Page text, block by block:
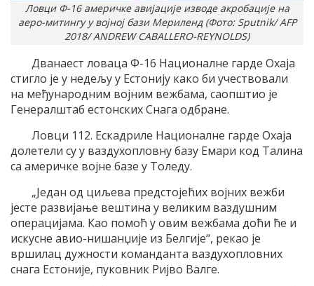
Ловци Ф-16 америчке авијације изводе акробације на
аеро-митингу у војној бази Мериленд (Фото: Sputnik/ AFP
2018/ ANDREW CABALLERO-REYNOLDS)
Дванаест ловаца Ф-16 Националне гарде Охаја
стигло је у недељу у Естонију како би учествовали
на међународним војним вежбама, саопштио је
Генералштаб естонских Снага одбране.
Ловци 112. Ескадриле Националне гарде Охаја
долетели су у ваздухопловну базу Емари код Талина
са америчке војне базе у Толеду.
„Један од циљева предстојећих војних вежби
јесте развијање вештина у великим ваздушним
операцијама. Као помоћ у овим вежбама доћи ће и
искусне авио-нишанџије из Белгије“, рекао је
вршилац дужности команданта ваздухопловних
снага Естоније, пуковник Ријво Валге.